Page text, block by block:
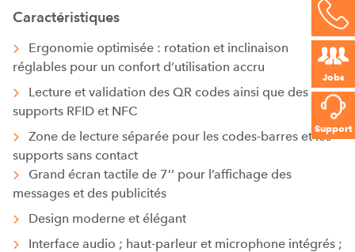
Jobs
Support
Caractéristiques
Ergonomie optimisée : rotation et inclinaison
réglables pour un confort d’utilisation accru
Lecture et validation des QR codes ainsi que des
supports RFID et NFC
Zone de lecture séparée pour les codes-barres et les
supports sans contact
Grand écran tactile de 7’’ pour l’affichage des
messages et des publicités
Design moderne et élégant
Interface audio ; haut-parleur et microphone intégrés ;